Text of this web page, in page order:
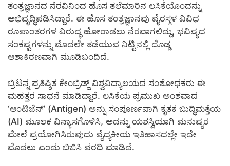
ತಂತ್ರಜ್ಞಾನದ ನೆರವಿನಿಂದ ಹೊಸ ತಲೆಮಾರಿನ ಲಸಿಕೆಯೊಂದನ್ನು
ಅಭಿವೃದ್ಧಿಪಡಿಸಿದ್ದಾರೆ. ಈ ಹೊಸ ತಂತ್ರಜ್ಞಾನವು ವೈರಸ್ಗಳ ವಿವಿಧ
ರೂಪಾಂತರಗಳ ವಿರುದ್ಧ ಹೋರಾಡಲು ನೆರವಾಗಲಿದ್ದು, ಭವಿಷ್ಯದ
ಸಂಕಷ್ಟಗಳನ್ನು ಮೊದಲೇ ತಡೆಯುವ ನಿಟ್ಟಿನಲ್ಲಿ ದೊಡ್ಡ
ಆಶಾಕಿರಣವಾಗಿ ಮೂಡಿಬಂದಿದೆ.
ಬ್ರಿಟನ್ನ ಪ್ರತಿಷ್ಠಿತ ಕೇಂಬ್ರಿಡ್ಜ್ ವಿಶ್ವವಿದ್ಯಾಲಯದ ಸಂಶೋಧಕರು ಈ
ಮಹತ್ತರ ಸಾಧನೆ ಮಾಡಿದ್ದಾರೆ. ಲಸಿಕೆಯ ಪ್ರಮುಖ ಅಂಶವಾದ
‘ಆಂಟಿಜೆನ್’ (Antigen) ಅನ್ನು ಸಂಪೂರ್ಣವಾಗಿ ಕೃತಕ ಬುದ್ಧಿಮತ್ತೆಯ
(AI) ಮೂಲಕ ವಿನ್ಯಾಸಗೊಳಿಸಿ, ಅದನ್ನು ಯಶಸ್ವಿಯಾಗಿ ಮನುಷ್ಯರ
ಮೇಲೆ ಪ್ರಯೋಗಿಸಿರುವುದು ವೈದ್ಯಕೀಯ ಇತಿಹಾಸದಲ್ಲೇ ಇದೇ
ಮೊದಲು ಎಂದು ಬಿಬಿಸಿ ವರದಿ ಮಾಡಿದೆ.